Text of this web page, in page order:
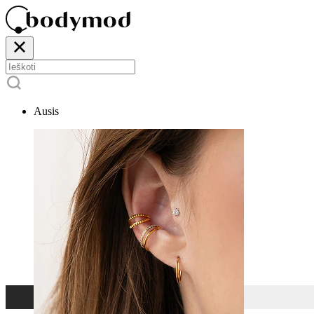
Ausis